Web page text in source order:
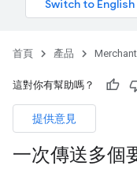
首頁 產品
這對你有幫助嗎？
提供意見
一次傳送多個